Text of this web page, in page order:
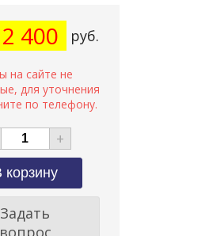
2 400 руб.
+
Задать
вопрос